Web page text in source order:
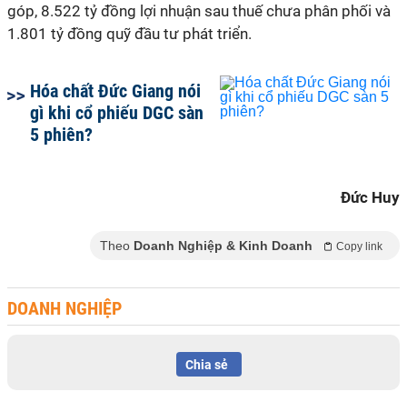
góp, 8.522 tỷ đồng lợi nhuận sau thuế chưa phân phối và
1.801 tỷ đồng quỹ đầu tư phát triển.
Hóa chất Đức Giang nói
gì khi cổ phiếu DGC sàn
5 phiên?
Đức Huy
Theo Doanh Nghiệp & Kinh Doanh Copy link
DOANH NGHIỆP
Chia sẻ